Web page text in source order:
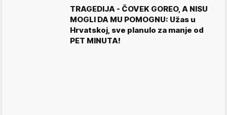
TRAGEDIJA - ČOVEK GOREO, A NISU
MOGLI DA MU POMOGNU: Užas u
Hrvatskoj, sve planulo za manje od
PET MINUTA!